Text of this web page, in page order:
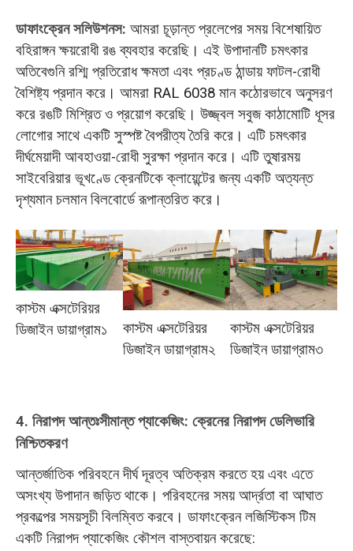
ডাফাংক্রেন সলিউশনস: আমরা চূড়ান্ত প্রলেপের সময় বিশেষায়িত
বহিরাঙ্গন ক্ষয়রোধী রঙ ব্যবহার করেছি। এই উপাদানটি চমৎকার
অতিবেগুনি রশ্মি প্রতিরোধ ক্ষমতা এবং প্রচণ্ড ঠান্ডায় ফাটল-রোধী
বৈশিষ্ট্য প্রদান করে। আমরা RAL 6038 মান কঠোরভাবে অনুসরণ
করে রঙটি মিশ্রিত ও প্রয়োগ করেছি। উজ্জ্বল সবুজ কাঠামোটি ধূসর
লোগোর সাথে একটি সুস্পষ্ট বৈপরীত্য তৈরি করে। এটি চমৎকার
দীর্ঘমেয়াদী আবহাওয়া-রোধী সুরক্ষা প্রদান করে। এটি তুষারময়
সাইবেরিয়ার ভূখণ্ডে ক্রেনটিকে ক্লায়েন্টের জন্য একটি অত্যন্ত
দৃশ্যমান চলমান বিলবোর্ডে রূপান্তরিত করে।
কাস্টম এক্সটেরিয়র
ডিজাইন ডায়াগ্রাম১
কাস্টম এক্সটেরিয়র
ডিজাইন ডায়াগ্রাম২
কাস্টম এক্সটেরিয়র
ডিজাইন ডায়াগ্রাম৩
4. নিরাপদ আন্তঃসীমান্ত প্যাকেজিং: ক্রেনের নিরাপদ ডেলিভারি
নিশ্চিতকরণ
আন্তর্জাতিক পরিবহনে দীর্ঘ দূরত্ব অতিক্রম করতে হয় এবং এতে
অসংখ্য উপাদান জড়িত থাকে। পরিবহনের সময় আর্দ্রতা বা আঘাত
প্রকল্পের সময়সূচী বিলম্বিত করবে। ডাফাংক্রেন লজিস্টিকস টিম
একটি নিরাপদ প্যাকেজিং কৌশল বাস্তবায়ন করেছে: